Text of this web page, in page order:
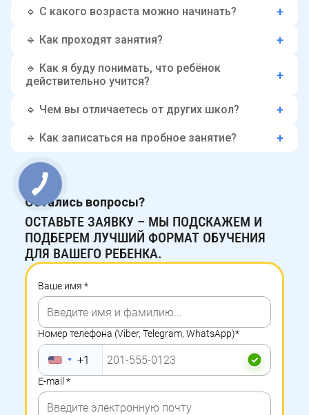
ЧАСТО
СПРАШИВАЮТ:
🔹 С какого возраста можно начинать?
🔹 Как проходят занятия?
🔹 Как я буду понимать, что ребёнок
действительно учится?
🔹 Чем вы отличаетесь от других школ?
🔹 Как записаться на пробное занятие?
ОСТАЛИСЬ
ВОПРОСЫ?
ОСТАВЬТЕ
ЗАЯВКУ
МЫ
ПОДСКАЖЕМ
Остались вопросы?
ОСТАВЬТЕ ЗАЯВКУ – МЫ ПОДСКАЖЕМ И
ПОДБЕРЕМ ЛУЧШИЙ ФОРМАТ ОБУЧЕНИЯ
ДЛЯ ВАШЕГО РЕБЕНКА.
Ваше имя *
Номер телефона (Viber, Telegram, WhatsApp)*
+1
E-mail *